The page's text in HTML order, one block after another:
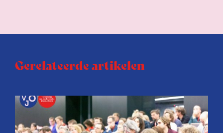
Gerelateerde artikelen